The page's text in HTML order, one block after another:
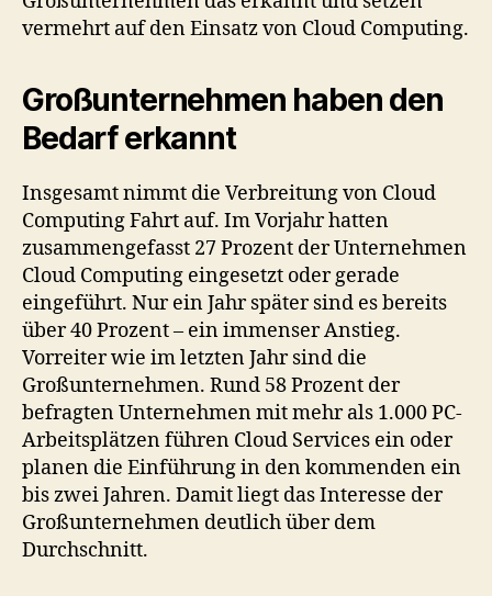
vermehrt auf den Einsatz von Cloud Computing.
Großunternehmen haben den
Bedarf erkannt
Insgesamt nimmt die Verbreitung von Cloud
Computing Fahrt auf. Im Vorjahr hatten
zusammengefasst 27 Prozent der Unternehmen
Cloud Computing eingesetzt oder gerade
eingeführt. Nur ein Jahr später sind es bereits
über 40 Prozent – ein immenser Anstieg.
Vorreiter wie im letzten Jahr sind die
Großunternehmen. Rund 58 Prozent der
befragten Unternehmen mit mehr als 1.000 PC-
Arbeitsplätzen führen Cloud Services ein oder
planen die Einführung in den kommenden ein
bis zwei Jahren. Damit liegt das Interesse der
Großunternehmen deutlich über dem
Durchschnitt.